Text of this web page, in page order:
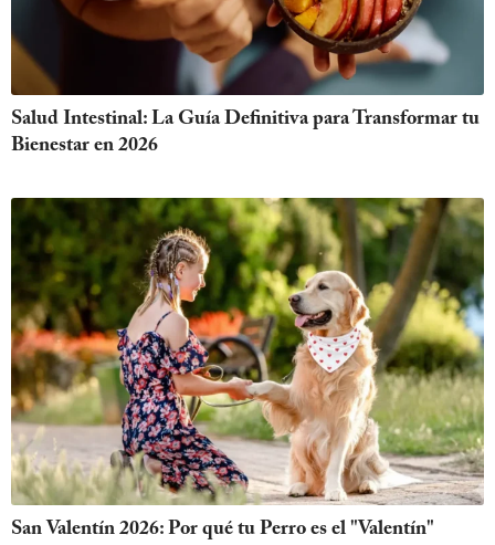
Salud Intestinal: La Guía Definitiva para Transformar tu
Bienestar en 2026
San Valentín 2026: Por qué tu Perro es el "Valentín"